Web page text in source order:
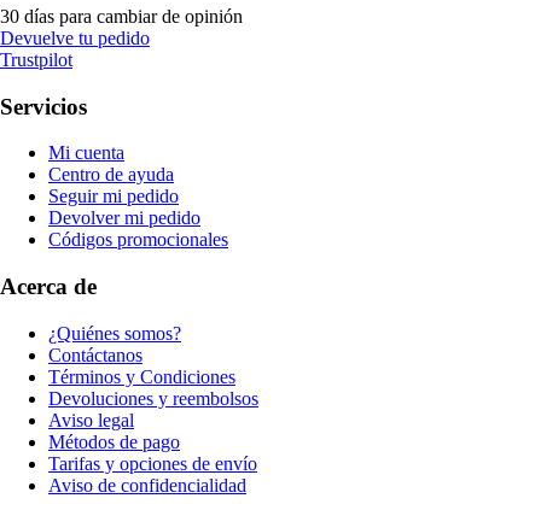
30 días para cambiar de opinión
Devuelve tu pedido
Trustpilot
Servicios
Mi cuenta
Centro de ayuda
Seguir mi pedido
Devolver mi pedido
Códigos promocionales
Acerca de
¿Quiénes somos?
Contáctanos
Términos y Condiciones
Devoluciones y reembolsos
Aviso legal
Métodos de pago
Tarifas y opciones de envío
Aviso de confidencialidad